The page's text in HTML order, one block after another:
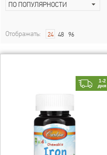
ПО ПОПУЛЯРНОСТИ
Отображать: 24 48 96
1-2
дня